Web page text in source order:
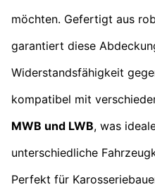
möchten. Gefertigt aus
garantiert diese
Widerstandsfähigkeit
kompatibel mit
MWB und LWB, was
unterschiedliche
Perfekt für